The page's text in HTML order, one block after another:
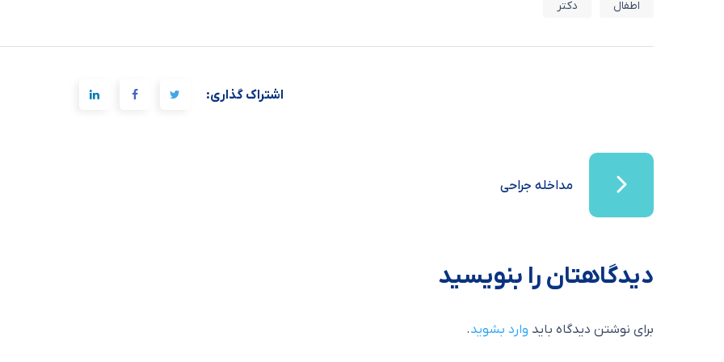
اطفال دکتر
اشتراک گذاری:
مداخله جراحی
دیدگاهتان را بنویسید
برای نوشتن دیدگاه باید وارد بشوید.